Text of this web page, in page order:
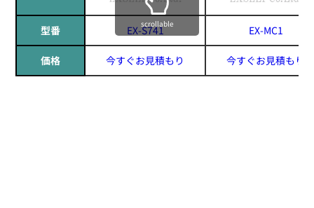
型番 EX-S741 EX-MC1
価格 今すぐお見積もり 今すぐお見積もり
scrollable